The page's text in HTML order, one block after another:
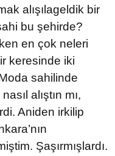
alışılageldik bir
bu şehirde?
en çok neleri
keresinde iki
sahilinde
alıştın mı,
Aniden irkilip
Şaşırmışlardı.